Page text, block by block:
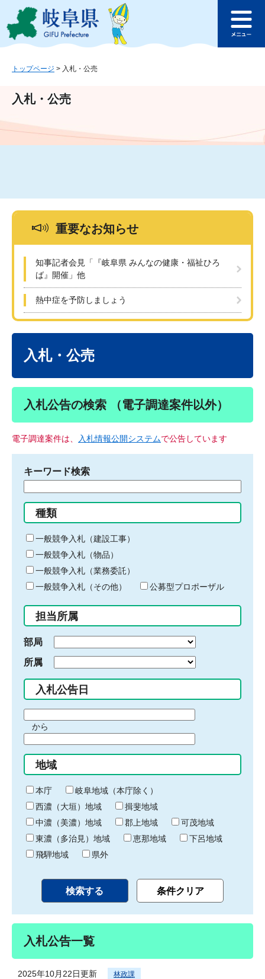
ジ
ュ
文
このページの本文へ
ュ
トップページ > 入札・公売
入札・公売
重要なお知らせ
知事記者会見「『岐阜県 みんなの健康・福祉ひろ
ば』開催」他
熱中症を予防しましょう
入札・公売
入札公告の検索 （電子調達案件以外）
電子調達案件は、 入札情報公開システムで公告しています
キーワード検索
る
キ
ー
ワ
ー
ド
入
力
種類
一般競争入札（建設工事）
一般競争入札（物品）
一般競争入札（業務委託）
一般競争入札（その他）
公募型プロポーザル
担当所属
部局
所属
入札公告日
間
始
り
から
間
終
わ
り
地域
本庁
岐阜地域（本庁除く）
西濃（大垣）地域
揖斐地域
中濃（美濃）地域
郡上地域
可茂地域
東濃（多治見）地域
恵那地域
下呂地域
飛騨地域
県外
入札公告一覧
2025年10月22日更新 林政課